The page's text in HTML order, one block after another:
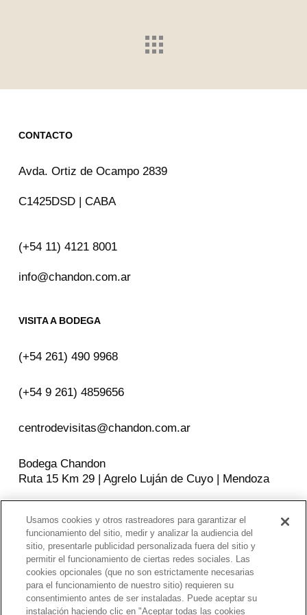
CONTACTO
Avda. Ortiz de Ocampo 2839
C1425DSD | CABA
(+54 11) 4121 8001
info@chandon.com.ar
VISITA A BODEGA
(+54 261) 490 9968
(+54 9 261) 4859656
centrodevisitas@chandon.com.ar
Bodega Chandon
Ruta 15 Km 29 | Agrelo Luján de Cuyo | Mendoza
SEGUINOS EN
Facebook
Instagram
YouTube
POLITICAS DE PRIVACIDAD
Usamos cookies y otros rastreadores para garantizar el
funcionamiento del sitio, medir y analizar la audiencia del
sitio, presentarle publicidad personalizada fuera del sitio y
permitir el funcionamiento de ciertas redes sociales. Las
cookies opcionales (que no son estrictamente necesarias
para el funcionamiento de nuestro sitio) requieren su
consentimiento antes de ser instaladas. Puede aceptar su
instalación haciendo clic en "Aceptar todas las cookies